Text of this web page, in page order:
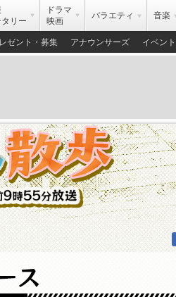
タリー
ドラマ
映画
バラエティ 音楽
ゼント・募集 アナウンサーズ イベント